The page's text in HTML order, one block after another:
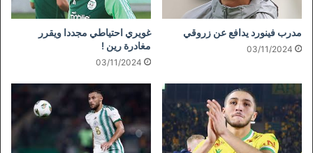
مدرب فينورد يدافع عن زروقي
03/11/2024
غويري احتياطي مجددا ويقرر
مغادرة رين !
03/11/2024